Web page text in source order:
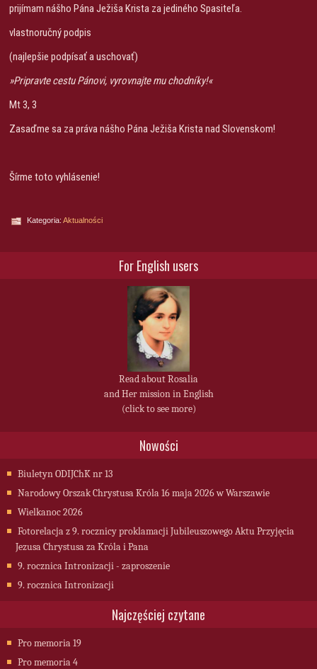
prijímam nášho Pána Ježiša Krista za jediného Spasiteľa.
vlastnoručný podpis
(najlepšie podpísať a uschovať)
»Pripravte cestu Pánovi, vyrovnajte mu chodníky!«
Mt 3, 3
Zasaďme sa za práva nášho Pána Ježiša Krista nad Slovenskom!
Šírme toto vyhlásenie!
Kategoria: Aktualności
For English users
Read about Rosalia
and Her mission in English
(click to see more)
Nowości
Biuletyn ODIJChK nr 13
Narodowy Orszak Chrystusa Króla 16 maja 2026 w Warszawie
Wielkanoc 2026
Fotorelacja z 9. rocznicy proklamacji Jubileuszowego Aktu Przyjęcia
Jezusa Chrystusa za Króla i Pana
9. rocznica Intronizacji - zaproszenie
9. rocznica Intronizacji
Najczęściej czytane
Pro memoria 19
Pro memoria 4